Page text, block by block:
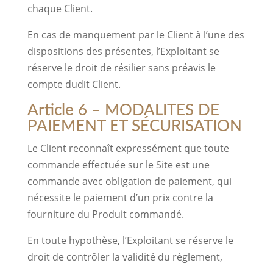
chaque Client.
En cas de manquement par le Client à l’une des
dispositions des présentes, l’Exploitant se
réserve le droit de résilier sans préavis le
compte dudit Client.
Article 6 – MODALITES DE
PAIEMENT ET SÉCURISATION
Le Client reconnaît expressément que toute
commande effectuée sur le Site est une
commande avec obligation de paiement, qui
nécessite le paiement d’un prix contre la
fourniture du Produit commandé.
En toute hypothèse, l’Exploitant se réserve le
droit de contrôler la validité du règlement,